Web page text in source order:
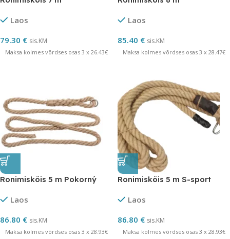
Laos
79.30 € sis.KM
Maksa kolmes võrdses osas 3 x 26.43€
Laos
85.40 € sis.KM
Maksa kolmes võrdses osas 3 x 28.47€
Ronimisköis 5 m Pokorný
Laos
86.80 € sis.KM
Maksa kolmes võrdses osas 3 x 28.93€
Ronimisköis 5 m S-sport
Laos
86.80 € sis.KM
Maksa kolmes võrdses osas 3 x 28.93€